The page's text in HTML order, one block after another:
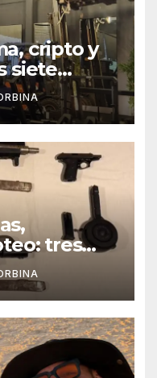
cripto y
siete
las
banda
narco
tres
armar